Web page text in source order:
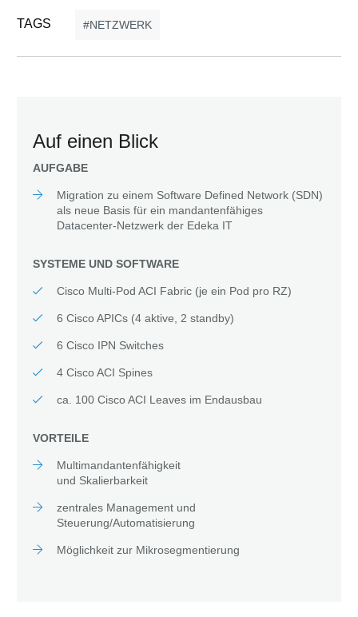
TAGS NETZWERK
Auf einen Blick
AUFGABE
Migration zu einem Software Defined Network (SDN)
als neue Basis für ein mandantenfähiges
Datacenter-Netzwerk der Edeka IT
SYSTEME UND SOFTWARE
Cisco Multi-Pod ACI Fabric (je ein Pod pro RZ)
6 Cisco APICs (4 aktive, 2 standby)
6 Cisco IPN Switches
4 Cisco ACI Spines
ca. 100 Cisco ACI Leaves im Endausbau
VORTEILE
Multimandantenfähigkeit
und Skalierbarkeit
zentrales Management und
Steuerung/Automatisierung
Möglichkeit zur Mikrosegmentierung